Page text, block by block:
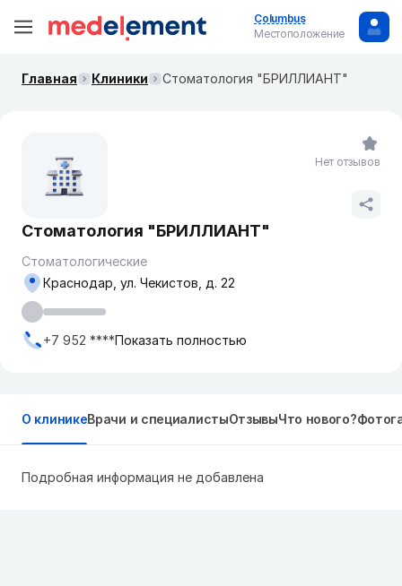
Columbus
Местоположение
Главная Клиники Стоматология "БРИЛЛИАНТ"
Стоматология "БРИЛЛИАНТ"
Стоматологические
Краснодар, ул. Чекистов, д. 22
+7 952 ****Показать полностью
Нет отзывов
О клиникеВрачи и специалистыОтзывыЧто нового?
Подробная информация не добавлена